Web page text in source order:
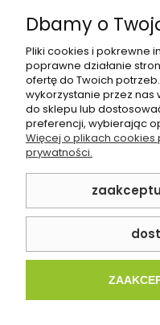
Płytki imitujące
W sklepie internetowym
rozwiązania dla Twojego
nowoczesnością.
zachwycających
kategoria płytek
wyjątkowy, klasyczny
go z nowoczesnym
mogą odmienić Twoją
charakter i elegancję.
Płytki
nowoczesnym
innowacji. Tradycyjny
trwałe, łatwe w
delikatność i
Współpracuj
najlepsze
Dbamy o
Pliki cookies i pokrewne
poprawne działanie
ofertę do Twoich
wykorzystanie przez nas
do sklepu lub
preferencji, wybierając
Więcej o plikach cookies
prywatności.